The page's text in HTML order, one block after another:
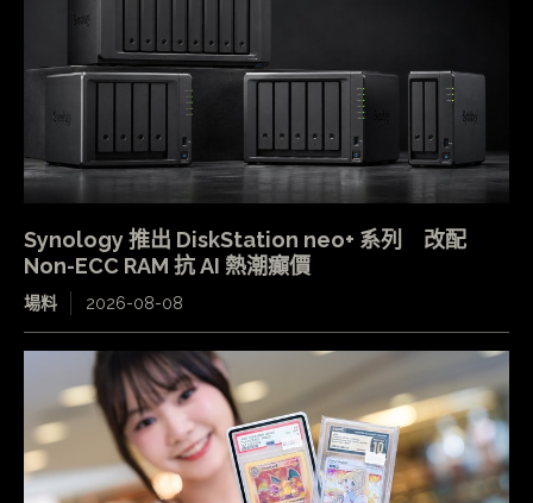
Synology 推出 DiskStation neo+ 系列 改配
Non-ECC RAM 抗 AI 熱潮癲價
場料 2026-08-08